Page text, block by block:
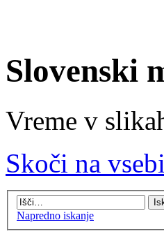
Slovenski
Vreme v
Skoči na
Napredno iskanje